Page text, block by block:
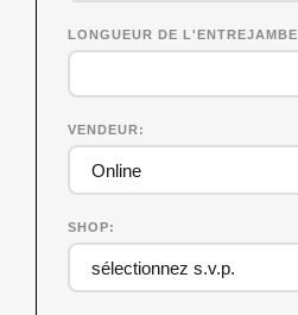
LONGUEUR DE L'ENTREJAMBE
VENDEUR
SHOP